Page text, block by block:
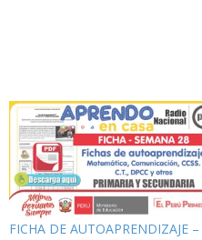
FICHA DE AUTOAPRENDIZAJE –